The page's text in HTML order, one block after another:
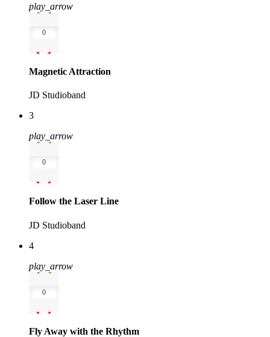
play_arrow
0
Magnetic Attraction
JD Studioband
3
play_arrow
0
Follow the Laser Line
JD Studioband
4
play_arrow
0
Fly Away with the Rhythm